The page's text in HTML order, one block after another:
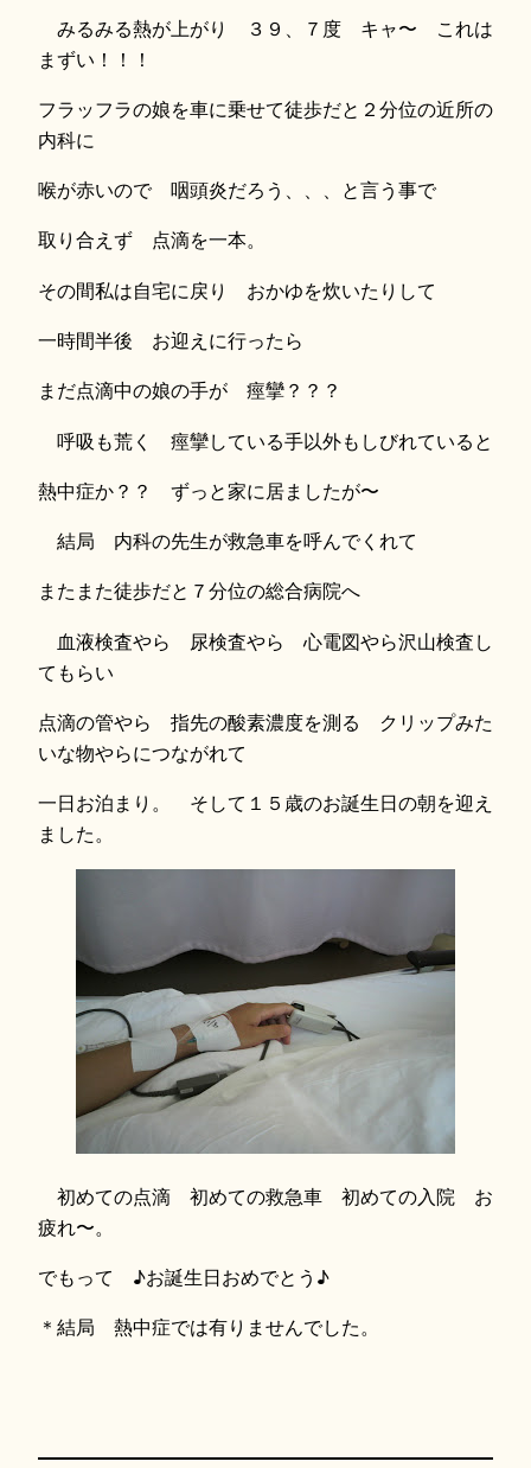
みるみる熱が上がり ３９、７度 キャ〜 これは
まずい！！！
フラッフラの娘を車に乗せて徒歩だと２分位の近所の
内科に
喉が赤いので 咽頭炎だろう、、、と言う事で
取り合えず 点滴を一本。
その間私は自宅に戻り おかゆを炊いたりして
一時間半後 お迎えに行ったら
まだ点滴中の娘の手が 痙攣？？？
呼吸も荒く 痙攣している手以外もしびれていると
熱中症か？？ ずっと家に居ましたが〜
結局 内科の先生が救急車を呼んでくれて
またまた徒歩だと７分位の総合病院へ
血液検査やら 尿検査やら 心電図やら沢山検査し
てもらい
点滴の管やら 指先の酸素濃度を測る クリップみた
いな物やらにつながれて
一日お泊まり。 そして１５歳のお誕生日の朝を迎え
ました。
初めての点滴 初めての救急車 初めての入院 お
疲れ〜。
でもって ♪お誕生日おめでとう♪
＊結局 熱中症では有りませんでした。